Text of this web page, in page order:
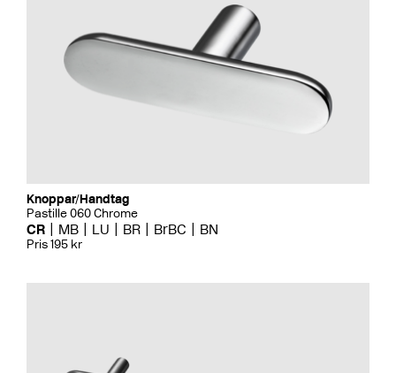
Knoppar/Handtag
Pastille 060 Chrome
CR MB LU BR BrBC BN
Pris 195 kr